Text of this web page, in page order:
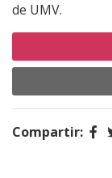
de UMV.
Compartir: